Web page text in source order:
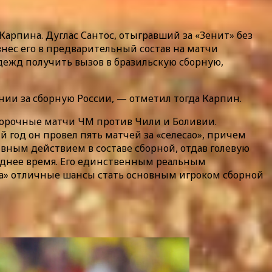
Дуглас Сантос, отыгравший за «Зенит» без
его в предварительный состав на матчи
получить вызов в бразильскую сборную,
за сборную России, — отметил тогда Карпин.
матчи ЧМ против Чили и Боливии.
он провел пять матчей за «селесао», причем
действием в составе сборной, отдав голевую
время. Его единственным реальным
отличные шансы стать основным игроком сборной